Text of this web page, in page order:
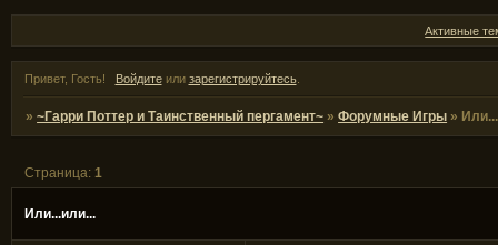
Активные
Привет, Гость! Войдитеили зарегистрируйтесь.
»~Гарри Поттер и Таинственный пергамент~ »Форумные Игры »
Или...или...
Страница:1